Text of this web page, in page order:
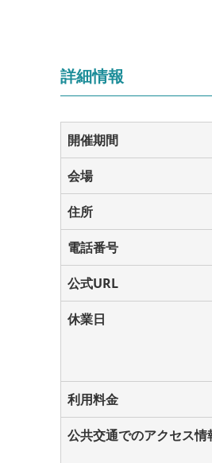
詳細情報
開催期間
会場
住所
電話番号
公式URL
休業日
利用料金
公共交通でのアクセス情